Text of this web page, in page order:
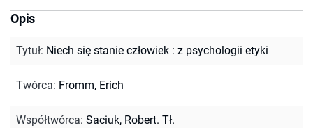
Opis
Tytuł: Niech się stanie człowiek : z psychologii etyki
Twórca: Fromm, Erich
Współtwórca: Saciuk, Robert. Tł.